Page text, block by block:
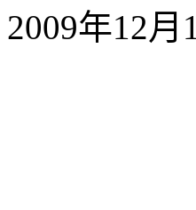
2009年12月